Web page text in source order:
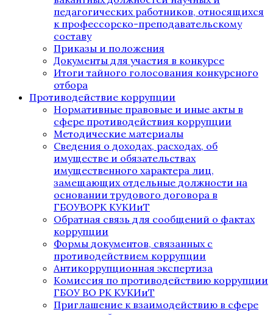
педагогических работников, относящихся
к профессорско-преподавательскому
составу
Приказы и положения
Документы для участия в конкурсе
Итоги тайного голосования конкурсного
отбора
Противодействие коррупции
Нормативные правовые и иные акты в
сфере противодействия коррупции
Методические материалы
Сведения о доходах, расходах, об
имуществе и обязательствах
имущественного характера лиц,
замещающих отдельные должности на
основании трудового договора в
ГБОУВОРК КУКИиТ
Обратная связь для сообщений о фактах
коррупции
Формы документов, связанных с
противодействием коррупции
Антикоррупционная экспертиза
Комиссия по противодействию коррупции
ГБОУ ВО РК КУКИиТ
Приглашение к взаимодействию в сфере